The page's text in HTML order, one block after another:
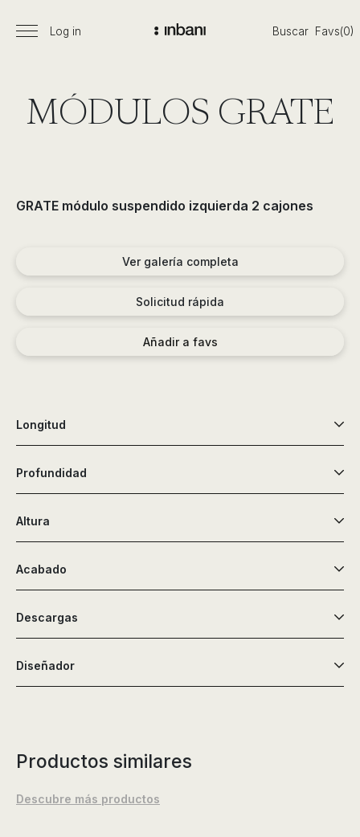
de
baños,
nuevos
materiales
tecnologías
en
muebles,
lavabos,
bañeras,
platos
Menú
Log in Buscar Favs(0)
MÓDULOS GRATE
GRATE módulo suspendido izquierda 2 cajones
Ver galería completa
Solicitud rápida
Añadir a favs
Longitud
Profundidad
Altura
Acabado
Descargas
Diseñador
Productos similares
Descubre más productos